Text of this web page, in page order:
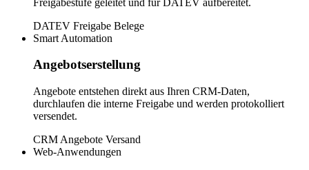
DATEV Freigabe Belege
Smart Automation
Angebotserstellung
Angebote entstehen direkt aus Ihren CRM-Daten,
durchlaufen die interne Freigabe und werden protokolliert
versendet.
CRM Angebote Versand
Web-Anwendungen